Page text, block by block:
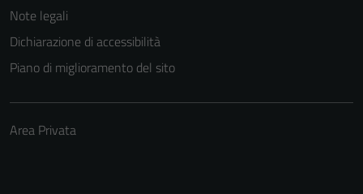
Note legali
Dichiarazione di accessibilità
Piano di miglioramento del sito
Area Privata